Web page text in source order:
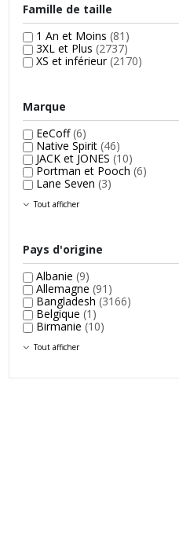
Famille de taille
1 An et Moins (81)
3XL et Plus (2737)
XS et inférieur(2170)
Marque
EeCoff(6)
Native Spirit (46)
JACK et JONES (10)
Portman et Pooch (6)
Lane Seven (3)
Tout afficher
Pays d'origine
Albanie (9)
Allemagne (91)
Bangladesh (3166)
Belgique (1)
Birmanie (10)
Tout afficher